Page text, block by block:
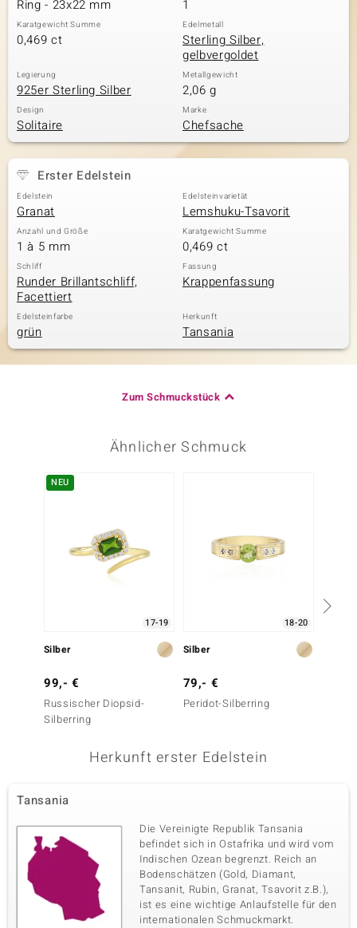
Ring - 23x22 mm 1
Karatgewicht Summe
0,469 ct
Edelmetall
Sterling Silber,
gelbvergoldet
Legierung
925er Sterling Silber
Metallgewicht
2,06 g
Design
Solitaire
Marke
Chefsache
Erster Edelstein
Edelstein
Granat
Edelsteinvarietät
Lemshuku-Tsavorit
Anzahl und Größe
1 à 5 mm
Karatgewicht Summe
0,469 ct
Schliff
Runder Brillantschliff,
Facettiert
Fassung
Krappenfassung
Edelsteinfarbe
grün
Herkunft
Tansania
Zum Schmuckstück
Ähnlicher Schmuck
NEU
17-19
Silber
99,- €
Russischer Diopsid-
Silberring
18-20
Silber
79,- €
Peridot-Silberring
Herkunft erster Edelstein
Tansania
Die Vereinigte Republik Tansania
befindet sich in Ostafrika und wird vom
Indischen Ozean begrenzt. Reich an
Bodenschätzen (Gold, Diamant,
Tansanit, Rubin, Granat, Tsavorit z.B.),
ist es eine wichtige Anlaufstelle für den
internationalen Schmuckmarkt.